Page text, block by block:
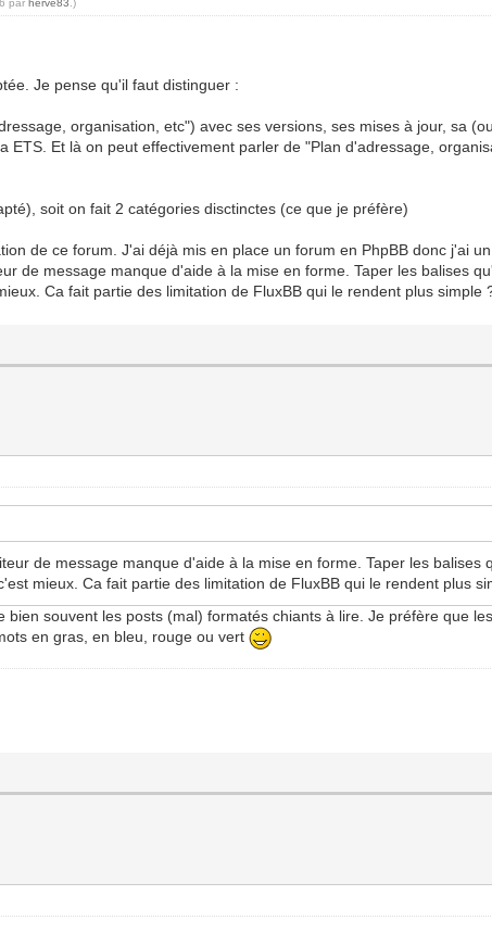
par herve83 .)
Je pense qu'il faut distinguer :
organisation, etc") avec ses versions, ses mises à jour, sa
ETS. Et là on peut effectivement parler de "Plan d'adressage,
soit on fait 2 catégories disctinctes (ce que je préfère)
de ce forum. J'ai déjà mis en place un forum en PhpBB donc j'ai
de message manque d'aide à la mise en forme. Taper les balises
Ca fait partie des limitation de FluxBB qui le rendent plus simple
de message manque d'aide à la mise en forme. Taper les
mieux. Ca fait partie des limitation de FluxBB qui le rendent plus
souvent les posts (mal) formatés chiants à lire. Je préfère que
en gras, en bleu, rouge ou vert